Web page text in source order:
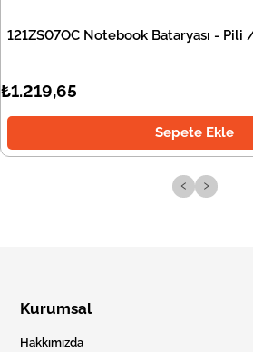
121ZS07OC Notebook Bataryası - Pili
₺1.219,65
Sepete Ekle
‹ ›
Kurumsal
Hakkımızda